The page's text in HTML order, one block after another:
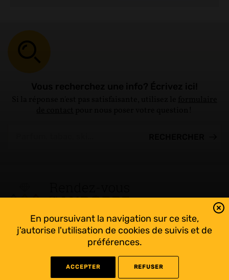
En poursuivant la navigation sur ce site,
j'autorise l'utilisation de cookies de suivis et de
préférences.
ACCEPTER REFUSER
Tout suivre sur l’Andorre!
Facebook